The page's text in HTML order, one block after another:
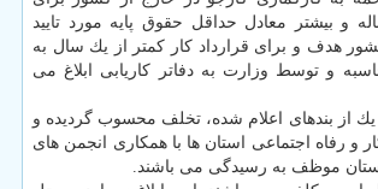
و بیشتر معادل حداقل حقوق پایه مورد تایید
هدف و برای قرارداد كار كمتر از یك سال به
و توسط وزارت به دفاتر كاریابی ابلاغ می
یك از بندهای اعلام شده، تخلف محسوب گردیده و
و رفاه اجتماعی استان ها با همكاری انجمن های
موظف به رسیدگی می باشند.